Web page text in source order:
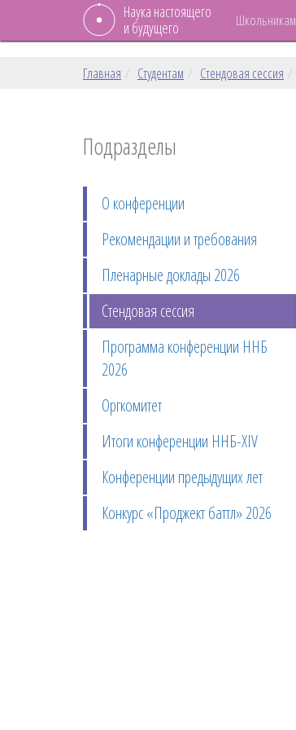
Наука настоящего
и будущего
Школьникам
Главная Студентам Стендовая сессия
Подразделы
О конференции
Рекомендации и требования
Пленарные доклады 2026
Стендовая сессия
Программа конференции ННБ
2026
Оргкомитет
Итоги конференции ННБ-XIV
Конференции предыдущих лет
Конкурс «Проджект баттл» 2026